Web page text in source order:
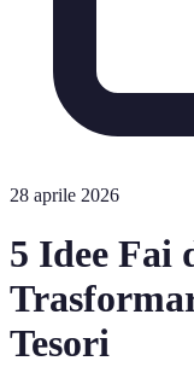
28 aprile 2026
5 Idee Fai
Tesori